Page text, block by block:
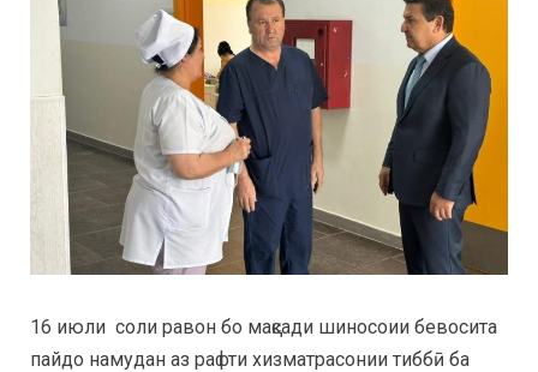
16 июли соли равон бо мақсади шиносоии бевосита
пайдо намудан аз рафти хизматрасонии тиббӣ ба